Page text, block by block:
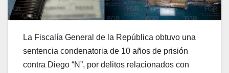
La Fiscalía General de la República obtuvo una
sentencia condenatoria de 10 años de prisión
contra Diego “N”, por delitos relacionados con